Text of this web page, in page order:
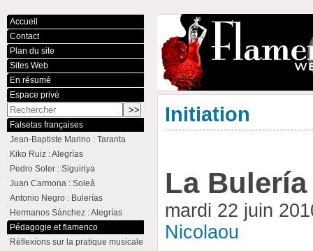
Initiation
La
mardi 22 juin
Nicolaou
Accueil
Contact
Plan du site
Sites Web
En résumé
Espace privé
Falsetas françaises
Jean-Baptiste Marino : Taranta
Kiko Ruiz : Alegrías
Pedro Soler : Siguiriya
Juan Carmona : Soleá
Antonio Negro : Bulerías
Hermanos Sánchez : Alegrías
Pédagogie et flamenco
Réflexions sur la pratique musicale